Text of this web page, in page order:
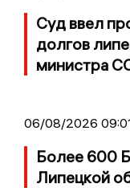
Суд ввел
долгов
министра
06/08/2026
Более 600
Липецкой